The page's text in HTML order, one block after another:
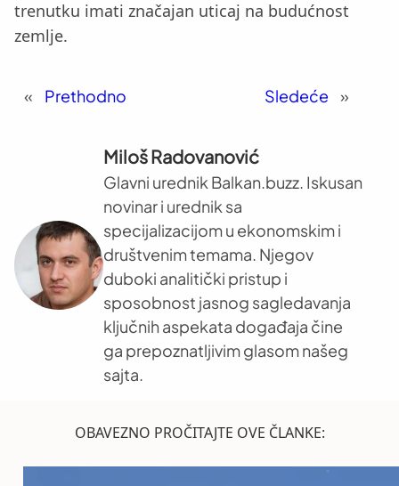
trenutku imati značajan uticaj na budućnost
zemlje.
« Prethodno Sledeće »
Miloš Radovanović
Glavni urednik Balkan.buzz. Iskusan
novinar i urednik sa
specijalizacijom u ekonomskim i
društvenim temama. Njegov
duboki analitički pristup i
sposobnost jasnog sagledavanja
ključnih aspekata događaja čine
ga prepoznatljivim glasom našeg
sajta.
OBAVEZNO PROČITAJTE OVE ČLANKE: